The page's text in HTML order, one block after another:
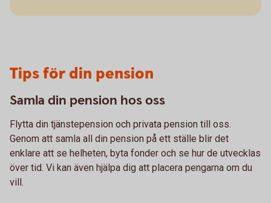
Tips för din pension
Samla din pension hos oss
Flytta din tjänstepension och privata pension till oss.
Genom att samla all din pension på ett ställe blir det
enklare att se helheten, byta fonder och se hur de utvecklas
över tid. Vi kan även hjälpa dig att placera pengarna om du
vill.